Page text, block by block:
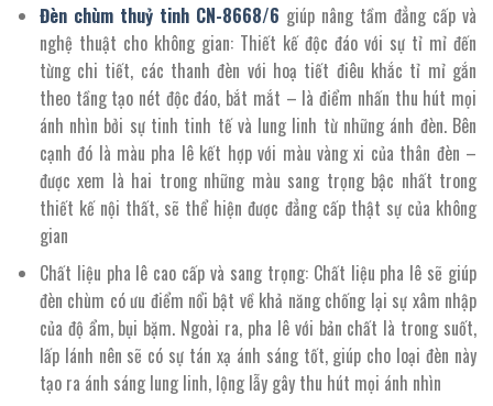
Đèn chùm thuỷ tinh CN-8668/6 giúp nâng tầm đẳng cấp và
nghệ thuật cho không gian: Thiết kế độc đáo với sự tỉ mỉ đến
từng chi tiết, các thanh đèn với hoạ tiết điêu khắc tỉ mỉ gắn
theo tầng tạo nét độc đáo, bắt mắt – là điểm nhấn thu hút mọi
ánh nhìn bởi sự tinh tinh tế và lung linh từ những ánh đèn. Bên
cạnh đó là màu pha lê kết hợp với màu vàng xi của thân đèn –
được xem là hai trong những màu sang trọng bậc nhất trong
thiết kế nội thất, sẽ thể hiện được đẳng cấp thật sự của không
gian
Chất liệu pha lê cao cấp và sang trọng: Chất liệu pha lê sẽ giúp
đèn chùm có ưu điểm nổi bật về khả năng chống lại sự xâm nhập
của độ ẩm, bụi bặm. Ngoài ra, pha lê với bản chất là trong suốt,
lấp lánh nên sẽ có sự tán xạ ánh sáng tốt, giúp cho loại đèn này
tạo ra ánh sáng lung linh, lộng lẫy gây thu hút mọi ánh nhìn